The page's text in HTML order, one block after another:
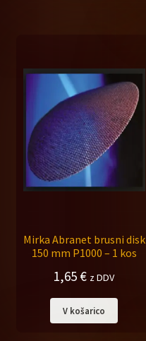
Mirka Abranet brusni disk
150 mm P1000 – 1 kos
1,65 € z DDV
V košarico